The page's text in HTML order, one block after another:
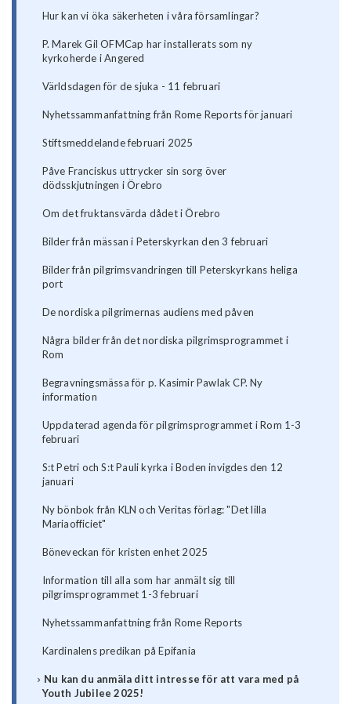
Hur kan vi öka säkerheten i våra församlingar?
P. Marek Gil OFMCap har installerats som ny
kyrkoherde i Angered
Världsdagen för de sjuka - 11 februari
Nyhetssammanfattning från Rome Reports för januari
Stiftsmeddelande februari 2025
Påve Franciskus uttrycker sin sorg över
dödsskjutningen i Örebro
Om det fruktansvärda dådet i Örebro
Bilder från mässan i Peterskyrkan den 3 februari
Bilder från pilgrimsvandringen till Peterskyrkans heliga
port
De nordiska pilgrimernas audiens med påven
Några bilder från det nordiska pilgrimsprogrammet i
Rom
Begravningsmässa för p. Kasimir Pawlak CP. Ny
information
Uppdaterad agenda för pilgrimsprogrammet i Rom 1-3
februari
S:t Petri och S:t Pauli kyrka i Boden invigdes den 12
januari
Ny bönbok från KLN och Veritas förlag: "Det lilla
Mariaofficiet"
Böneveckan för kristen enhet 2025
Information till alla som har anmält sig till
pilgrimsprogrammet 1-3 februari
Nyhetssammanfattning från Rome Reports
Kardinalens predikan på Epifania
Nu kan du anmäla ditt intresse för att vara med på
Youth Jubilee 2025!